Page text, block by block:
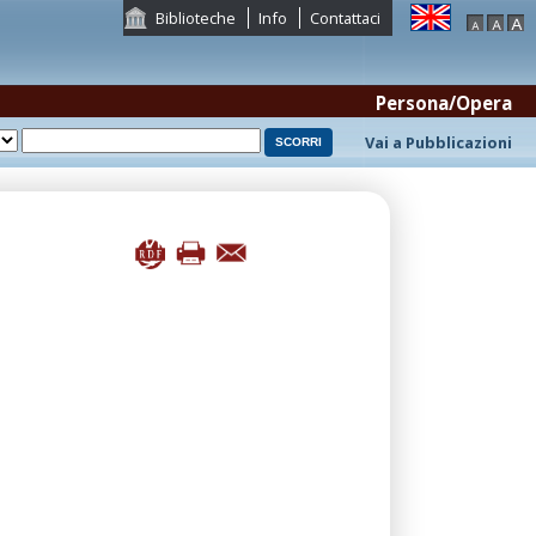
Biblioteche Info Contattaci
Persona/Opera
Vai a Pubblicazioni